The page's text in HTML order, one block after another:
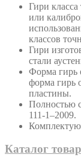
Гири
или
классов
Гири
стали
Форма гирь
форма гирь
пластины.
Полностью
111-1–2009.
Каталог